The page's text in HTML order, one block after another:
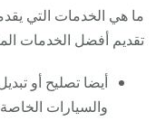
ما هي الخدمات التي
تقديم أفضل الخدمات
أيضا تصليح أو
والسيارات